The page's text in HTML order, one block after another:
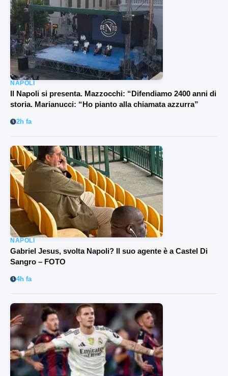
NAPOLI
Il Napoli si presenta. Mazzocchi: “Difendiamo 2400 anni di
storia. Marianucci: “Ho pianto alla chiamata azzurra”
2h fa
NAPOLI
Gabriel Jesus, svolta Napoli? Il suo agente è a Castel Di
Sangro – FOTO
4h fa